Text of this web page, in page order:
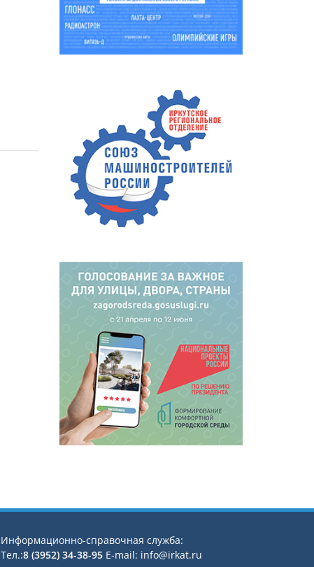
Информационно-справочная служба:
Тел.:8 (3952) 34-38-95 E-mail: info@irkat.ru